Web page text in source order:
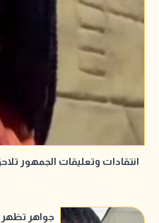
انتقادات وتعليقات الجمهور
جواهر تظهر